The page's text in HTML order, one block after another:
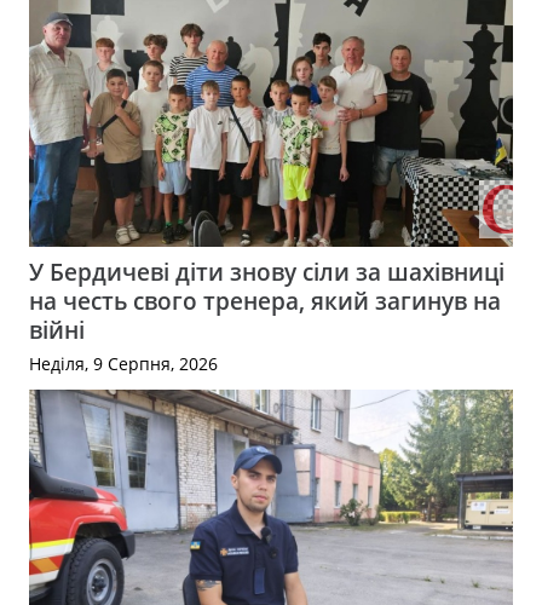
У Бердичеві діти знову сіли за шахівниці
на честь свого тренера, який загинув на
війні
Неділя, 9 Серпня, 2026